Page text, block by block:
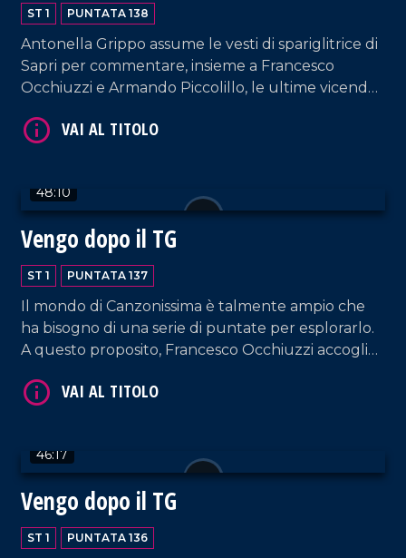
ST 1 PUNTATA 138
Antonella Grippo assume le vesti di spariglitrice di
Sapri per commentare, insieme a Francesco
Occhiuzzi e Armando Piccolillo, le ultime vicende
48:10
Vengo dopo il TG
ST 1 PUNTATA 137
Il mondo di Canzonissima è talmente ampio che
ha bisogno di una serie di puntate per esplorarlo.
A questo proposito, Francesco Occhiuzzi accoglie
Spazio anche a un'interessante intervista a
46:17
Vengo dopo il TG
ST 1 PUNTATA 136
VAI AL TITOLO
VAI AL TITOLO
VAI AL TITOLO